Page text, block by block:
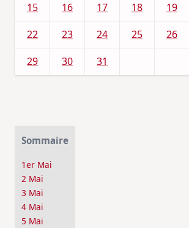
15
16 17 18 19
22
23 24 25 26
29
30 31
Sommaire
1er Mai
2 Mai
3 Mai
4 Mai
5 Mai